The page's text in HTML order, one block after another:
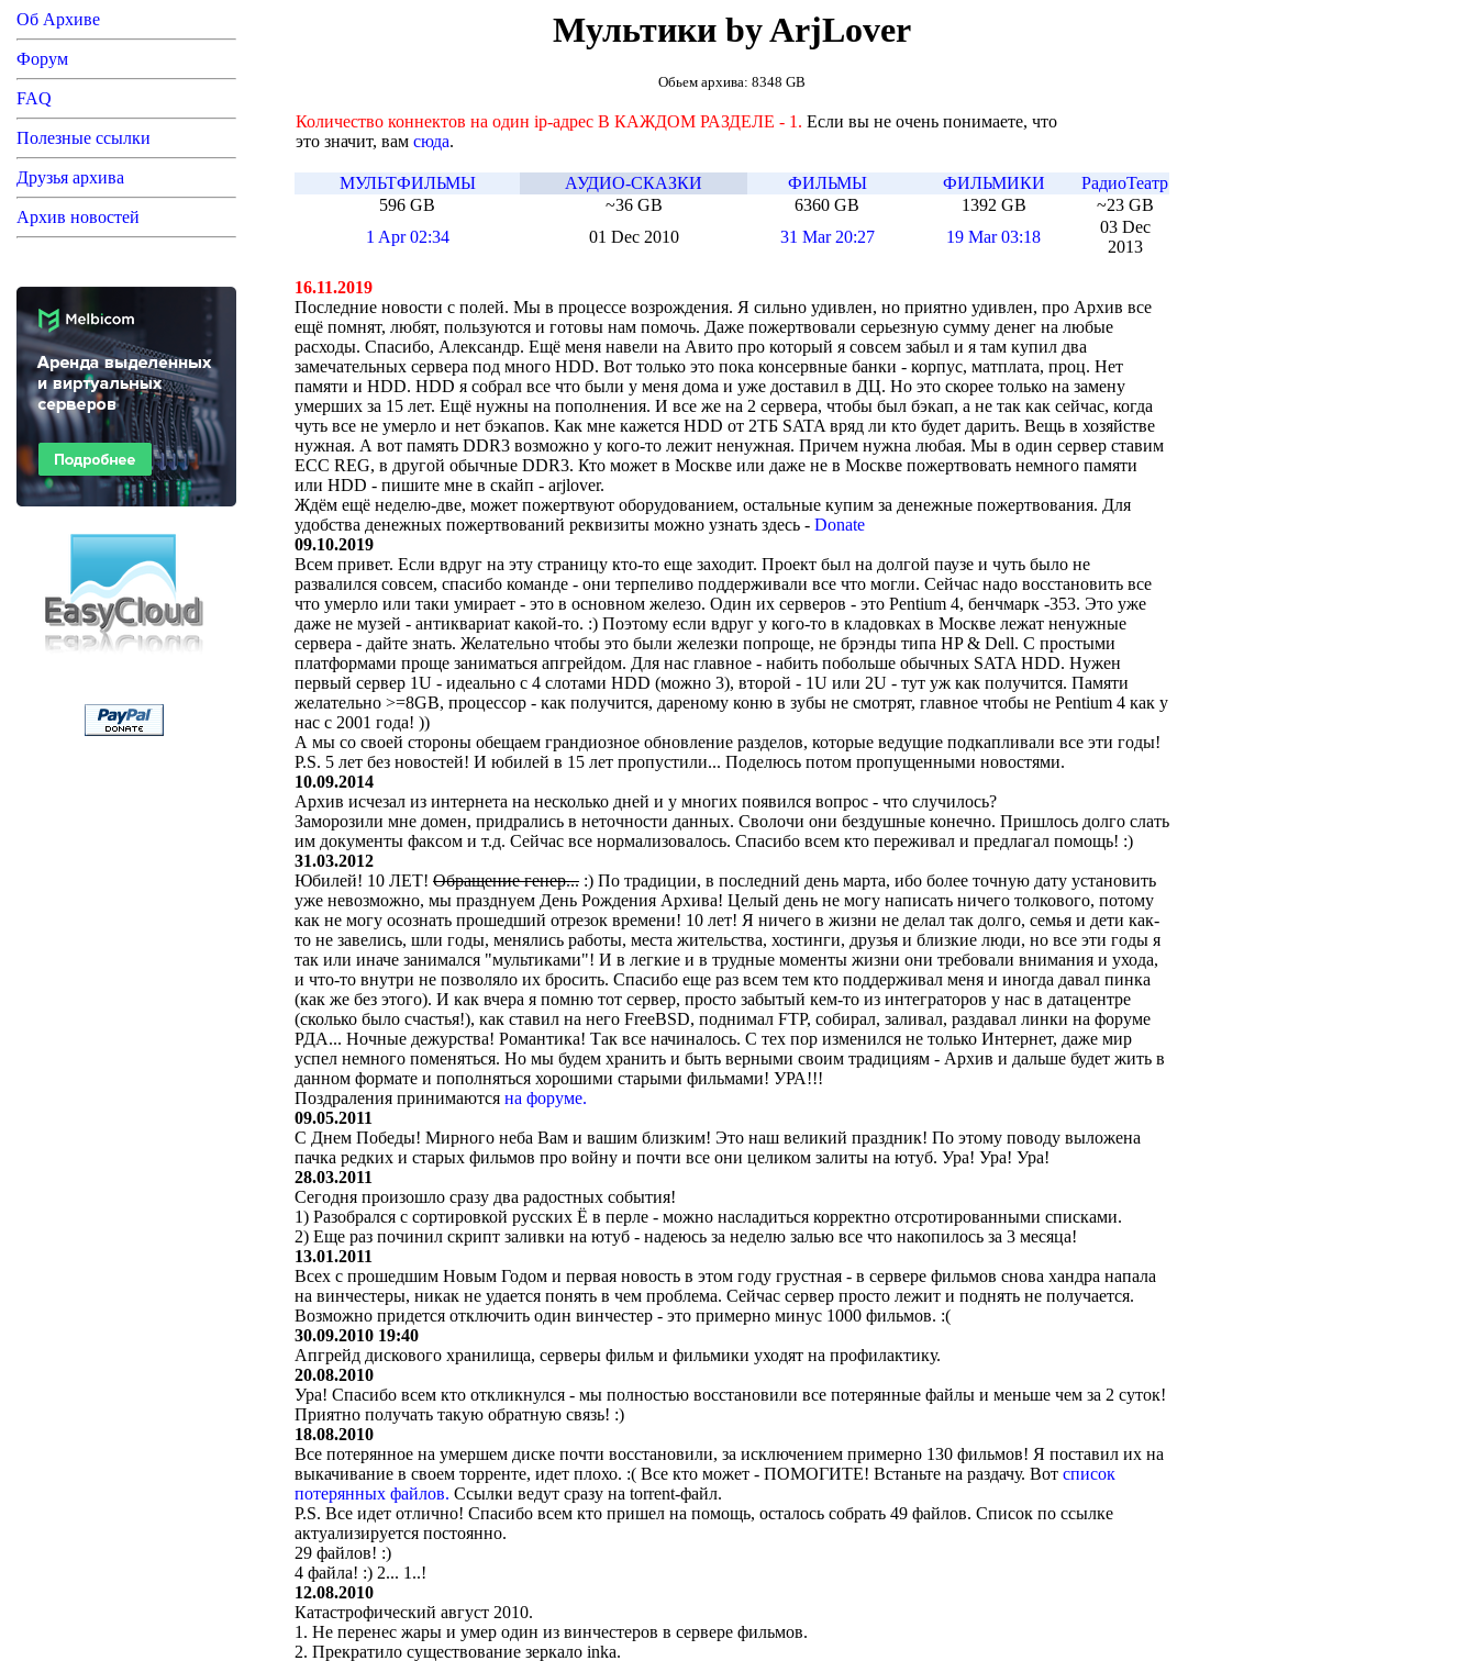
Об Архиве
Форум
FAQ
Полезные ссылки
Друзья архива
Архив новостей
Мультики by ArjLover
Обьем архива: 8348 GB
Количество коннектов на один ip-адрес В КАЖДОМ РАЗДЕЛЕ - 1. Если вы не очень понимаете, что
это значит, вам сюда.
МУЛЬТФИЛЬМЫ АУДИО-СКАЗКИ ФИЛЬМЫ ФИЛЬМИКИ
РадиоТеатр
596 GB
~36 GB 6360 GB 1392 GB
~23 GB
1 Apr 02:34
01 Dec 2010 31 Mar 20:27 19 Mar 03:18
03 Dec
2013
16.11.2019
Последние новости с полей. Мы в процессе возрождения. Я сильно удивлен, но приятно удивлен, про Архив все
ещё помнят, любят, пользуются и готовы нам помочь. Даже пожертвовали серьезную сумму денег на любые
расходы. Спасибо, Александр. Ещё меня навели на Авито про который я совсем забыл и я там купил два
замечательных сервера под много HDD. Вот только это пока консервные банки - корпус, матплата, проц. Нет
памяти и HDD. HDD я собрал все что были у меня дома и уже доставил в ДЦ. Но это скорее только на замену
умерших за 15 лет. Ещё нужны на пополнения. И все же на 2 сервера, чтобы был бэкап, а не так как сейчас, когда
чуть все не умерло и нет бэкапов. Как мне кажется HDD от 2ТБ SATA вряд ли кто будет дарить. Вещь в хозяйстве
нужная. А вот память DDR3 возможно у кого-то лежит ненужная. Причем нужна любая. Мы в один сервер ставим
ECC REG, в другой обычные DDR3. Кто может в Москве или даже не в Москве пожертвовать немного памяти
или HDD - пишите мне в скайп - arjlover.
Ждём ещё неделю-две, может пожертвуют оборудованием, остальные купим за денежные пожертвования. Для
удобства денежных пожертвований реквизиты можно узнать здесь - Donate
09.10.2019
Всем привет. Если вдруг на эту страницу кто-то еще заходит. Проект был на долгой паузе и чуть было не
развалился совсем, спасибо команде - они терпеливо поддерживали все что могли. Сейчас надо восстановить все
что умерло или таки умирает - это в основном железо. Один их серверов - это Pentium 4, бенчмарк -353. Это уже
даже не музей - антиквариат какой-то. :) Поэтому если вдруг у кого-то в кладовках в Москве лежат ненужные
сервера - дайте знать. Желательно чтобы это были железки попроще, не брэнды типа HP & Dell. С простыми
платформами проще заниматься апгрейдом. Для нас главное - набить побольше обычных SATA HDD. Нужен
первый сервер 1U - идеально с 4 слотами HDD (можно 3), второй - 1U или 2U - тут уж как получится. Памяти
желательно >=8GB, процессор - как получится, дареному коню в зубы не смотрят, главное чтобы не Pentium 4 как у
нас с 2001 года! ))
А мы со своей стороны обещаем грандиозное обновление разделов, которые ведущие подкапливали все эти годы!
P.S. 5 лет без новостей! И юбилей в 15 лет пропустили... Поделюсь потом пропущенными новостями.
10.09.2014
Архив исчезал из интернета на несколько дней и у многих появился вопрос - что случилось?
Заморозили мне домен, придрались в неточности данных. Сволочи они бездушные конечно. Пришлось долго слать
им документы факсом и т.д. Сейчас все нормализовалось. Спасибо всем кто переживал и предлагал помощь! :)
31.03.2012
Юбилей! 10 ЛЕТ! Обращение генер... :) По традиции, в последний день марта, ибо более точную дату установить
уже невозможно, мы празднуем День Рождения Архива! Целый день не могу написать ничего толкового, потому
как не могу осознать прошедший отрезок времени! 10 лет! Я ничего в жизни не делал так долго, семья и дети как-
то не завелись, шли годы, менялись работы, места жительства, хостинги, друзья и близкие люди, но все эти годы я
так или иначе занимался "мультиками"! И в легкие и в трудные моменты жизни они требовали внимания и ухода,
и что-то внутри не позволяло их бросить. Спасибо еще раз всем тем кто поддерживал меня и иногда давал пинка
(как же без этого). И как вчера я помню тот сервер, просто забытый кем-то из интеграторов у нас в датацентре
(сколько было счастья!), как ставил на него FreeBSD, поднимал FTP, собирал, заливал, раздавал линки на форуме
РДА... Ночные дежурства! Романтика! Так все начиналось. С тех пор изменился не только Интернет, даже мир
успел немного поменяться. Но мы будем хранить и быть верными своим традициям - Архив и дальше будет жить в
данном формате и пополняться хорошими старыми фильмами! УРА!!!
Поздраления принимаются на форуме.
09.05.2011
С Днем Победы! Мирного неба Вам и вашим близким! Это наш великий праздник! По этому поводу выложена
пачка редких и старых фильмов про войну и почти все они целиком залиты на ютуб. Ура! Ура! Ура!
28.03.2011
Сегодня произошло сразу два радостных события!
1) Разобрался с сортировкой русских Ё в перле - можно насладиться корректно отсротированными списками.
2) Еще раз починил скрипт заливки на ютуб - надеюсь за неделю залью все что накопилось за 3 месяца!
13.01.2011
Всех с прошедшим Новым Годом и первая новость в этом году грустная - в сервере фильмов снова хандра напала
на винчестеры, никак не удается понять в чем проблема. Сейчас сервер просто лежит и поднять не получается.
Возможно придется отключить один винчестер - это примерно минус 1000 фильмов. :(
30.09.2010 19:40
Апгрейд дискового хранилища, серверы фильм и фильмики уходят на профилактику.
20.08.2010
Ура! Спасибо всем кто откликнулся - мы полностью восстановили все потерянные файлы и меньше чем за 2 суток!
Приятно получать такую обратную связь! :)
18.08.2010
Все потерянное на умершем диске почти восстановили, за исключением примерно 130 фильмов! Я поставил их на
выкачивание в своем торренте, идет плохо. :( Все кто может - ПОМОГИТЕ! Встаньте на раздачу. Вот список
потерянных файлов. Ссылки ведут сразу на torrent-файл.
P.S. Все идет отлично! Спасибо всем кто пришел на помощь, осталось собрать 49 файлов. Список по ссылке
актуализируется постоянно.
29 файлов! :)
4 файла! :) 2... 1..!
12.08.2010
Катастрофический август 2010.
1. Не перенес жары и умер один из винчестеров в сервере фильмов.
2. Прекратило существование зеркало inka.